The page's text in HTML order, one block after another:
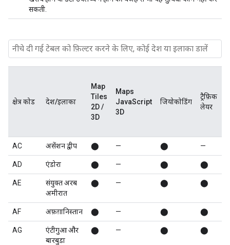
सकती.
क्षेत्र कोड देश/इलाका
Map
Tiles
2D /
3D
Maps
JavaScript
3D
जियोकोडिंग
ट्रैफ़िक
लेयर
AC असेंशन द्वीप ⬤ — ⬤ —
AD एंडोरा ⬤ — ⬤ ⬤
AE
संयुक्त अरब
अमीरात
⬤ — ⬤ ⬤
AF अफ़ग़ानिस्तान ⬤ — ⬤ ⬤
AG
एंटीगुआ और
बारबुडा
⬤ — ⬤ ⬤